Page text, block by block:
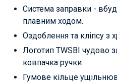
Система заправки -
плавним ходом.
Оздоблення та кліпсу з
Логотип TWSBI чудово
ковпачка ручки.
Гумове кільце